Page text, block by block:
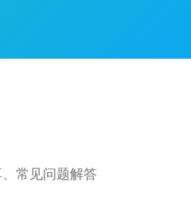
常见问题解答